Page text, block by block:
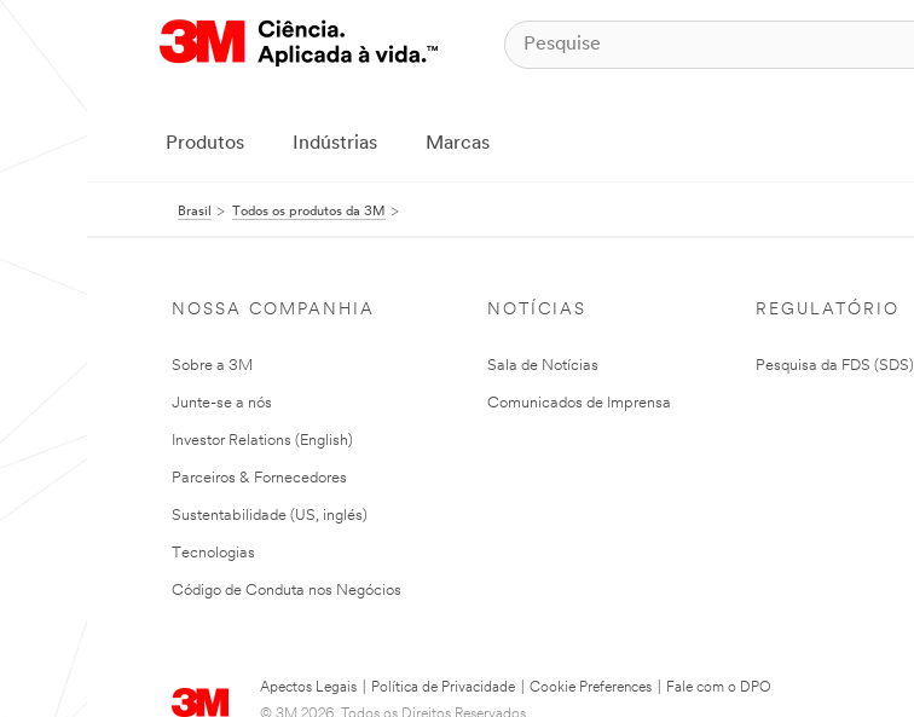
Produtos Indústrias Marcas
Brasil Todos os produtos da 3M
NOSSA COMPANHIA
Sobre a 3M
Junte-se a nós
Investor Relations (English)
Parceiros & Fornecedores
Sustentabilidade (US, inglés)
Tecnologias
Código de Conduta nos Negócios
NOTÍCIAS
Sala de Notícias
Comunicados de Imprensa
REGULATÓRIO
Pesquisa da FDS (SDS)
Apectos Legais Política de Privacidade Cookie Preferences
Fale com o DPO